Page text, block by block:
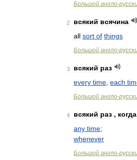
Большой англо-
2 всякий всячина
all sort of things
Большой англо-
3 всякий раз
every time each
Большой англо-
4 всякий раз , когда
any time;
whenever
Большой англо-